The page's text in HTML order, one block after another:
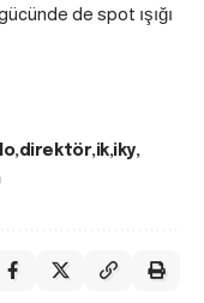
de spot ışığı
direktör ik iky